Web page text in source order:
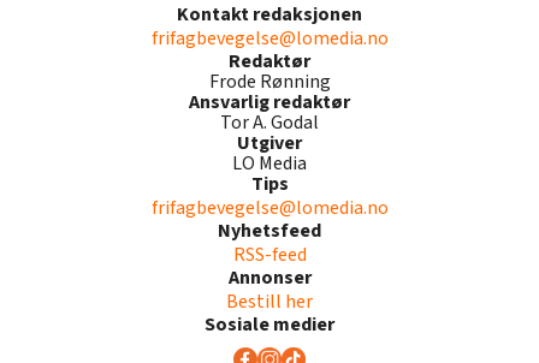
Kontakt redaksjonen
frifagbevegelse@lomedia.no
Redaktør
Frode Rønning
Ansvarlig redaktør
Tor A. Godal
Utgiver
LO Media
Tips
frifagbevegelse@lomedia.no
Nyhetsfeed
RSS-feed
Annonser
Bestill her
Sosiale medier